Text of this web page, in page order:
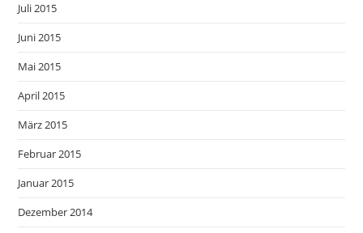
Juli 2015
Juni 2015
Mai 2015
April 2015
März 2015
Februar 2015
Januar 2015
Dezember 2014